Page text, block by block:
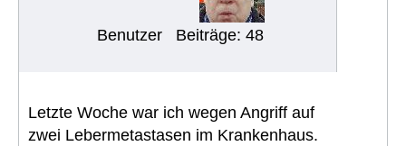
Benutzer Beiträge: 48
Letzte Woche war ich wegen Angriff auf
zwei Lebermetastasen im Krankenhaus.